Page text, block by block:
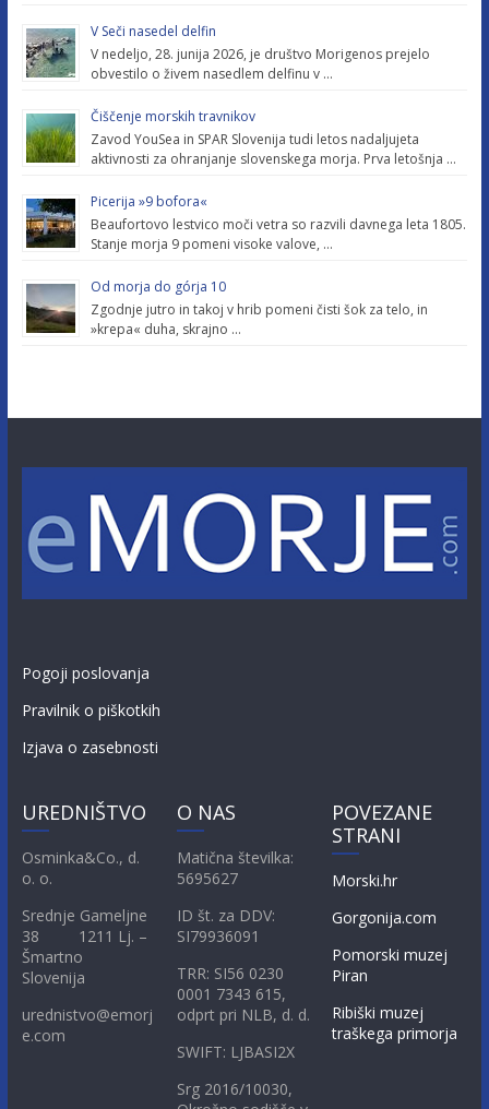
V Seči nasedel delfin
V nedeljo, 28. junija 2026, je društvo Morigenos prejelo
obvestilo o živem nasedlem delfinu v …
Čiščenje morskih travnikov
Zavod YouSea in SPAR Slovenija tudi letos nadaljujeta
aktivnosti za ohranjanje slovenskega morja. Prva letošnja …
Picerija »9 bofora«
Beaufortovo lestvico moči vetra so razvili davnega leta 1805.
Stanje morja 9 pomeni visoke valove, …
Od morja do górja 10
Zgodnje jutro in takoj v hrib pomeni čisti šok za telo, in
»krepa« duha, skrajno …
Pogoji poslovanja
Pravilnik o piškotkih
Izjava o zasebnosti
UREDNIŠTVO
Osminka&Co., d.
o. o.
Srednje Gameljne
38 1211 Lj. –
Šmartno
Slovenija
urednistvo@emorj
e.com
O NAS
Matična številka:
5695627
ID št. za DDV:
SI79936091
TRR: SI56 0230
0001 7343 615,
odprt pri NLB, d. d.
SWIFT: LJBASI2X
Srg 2016/10030,
POVEZANE
STRANI
Morski.hr
Gorgonija.com
Pomorski muzej
Piran
Ribiški muzej
traškega primorja